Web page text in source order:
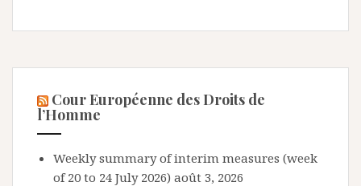
Cour Européenne des Droits de
l’Homme
Weekly summary of interim measures (week
of 20 to 24 July 2026) août 3, 2026